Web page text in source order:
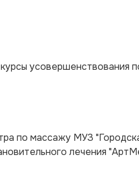
по массажу МУЗ
лечения